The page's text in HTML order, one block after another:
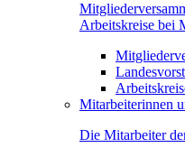
Arbeitskreise bei
Mitarbeiterinnen
Die Mitarbeiter